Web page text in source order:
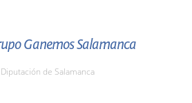
Ganemos Salamanca
de Salamanca